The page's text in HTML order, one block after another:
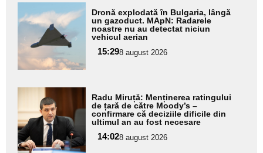
Adaugă
aici textul
pentru
subtitlu
Dronă explodată în Bulgaria, lângă
un gazoduct. MApN: Radarele
noastre nu au detectat niciun
vehicul aerian
15:298 august 2026
Adaugă
aici textul
pentru
subtitlu
Radu Miruță: Menținerea ratingului
de țară de către Moody’s –
confirmare că deciziile dificile din
ultimul an au fost necesare
14:028 august 2026